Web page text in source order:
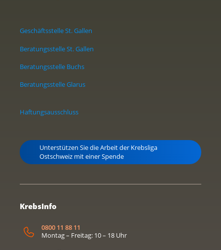
Geschäftsstelle St. Gallen
Beratungsstelle St. Gallen
Beratungsstelle Buchs
Beratungsstelle Glarus
Haftungsausschluss
Unterstützen Sie die Arbeit der Krebsliga
Ostschweiz mit einer Spende
KrebsInfo
0800 11 88 11
Montag – Freitag: 10 – 18 Uhr